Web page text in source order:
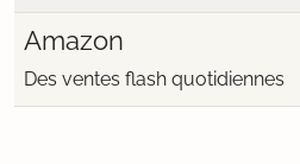
Amazon
Des ventes flash quotidiennes